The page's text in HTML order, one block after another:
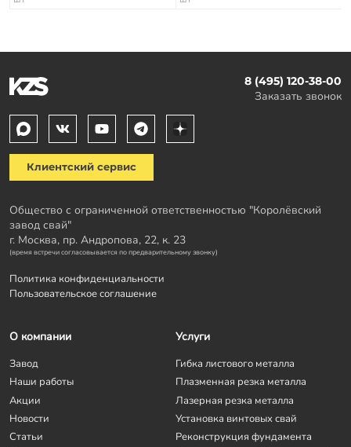
8 (495) 120-38-00
Заказать звонок
Клиентский сервис
Общество с ограниченной ответственностью "Королёвский
завод свай"
г. Москва, пр. Андропова, 22, к. 23
(время встречи согласовывается по предварительному звонку)
Политика конфиденциальности
Пользовательское соглашение
О компании
Завод
Наши работы
Акции
Новости
Статьи
Услуги
Гибка листового металла
Плазменная резка металла
Лазерная резка металла
Установка винтовых свай
Реконструкция фундамента